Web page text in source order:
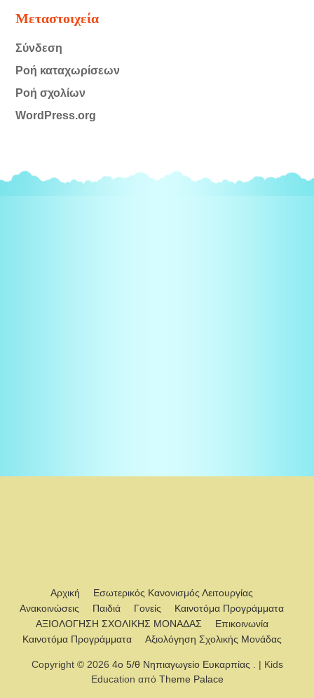
Μεταστοιχεία
Σύνδεση
Ροή καταχωρίσεων
Ροή σχολίων
WordPress.org
Αρχική
Εσωτερικός Κανονισμός Λειτουργίας
Ανακοινώσεις
Παιδιά Γονείς
Καινοτόμα Προγράμματα
ΑΞΙΟΛΟΓΗΣΗ ΣΧΟΛΙΚΗΣ ΜΟΝΑΔΑΣ
Επικοινωνία
Καινοτόμα Προγράμματα
Αξιολόγηση Σχολικής Μονάδας
Copyright © 2026 4ο 5/θ Νηπιαγωγείο Ευκαρπίας . | Kids
Education από Theme Palace